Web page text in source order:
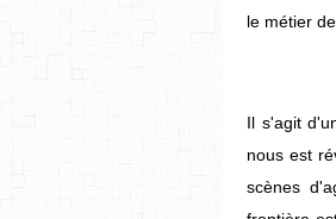
le métier
Il s'agit
nous est
scènes